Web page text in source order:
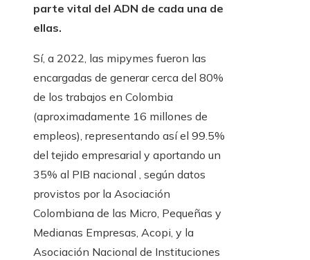
parte vital del ADN de cada una de
ellas.
Sí, a 2022, las mipymes fueron las
encargadas de generar cerca del 80%
de los trabajos en Colombia
(aproximadamente 16 millones de
empleos), representando así el 99.5%
del tejido empresarial y aportando un
35% al ​​PIB nacional , según datos
provistos por la Asociación
Colombiana de las Micro, Pequeñas y
Medianas Empresas, Acopi, y la
Asociación Nacional de Instituciones